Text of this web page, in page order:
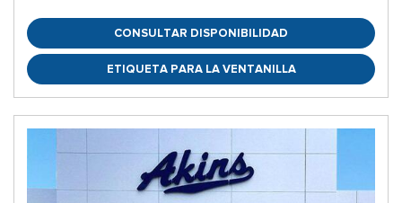
CONSULTAR DISPONIBILIDAD
ETIQUETA PARA LA VENTANILLA